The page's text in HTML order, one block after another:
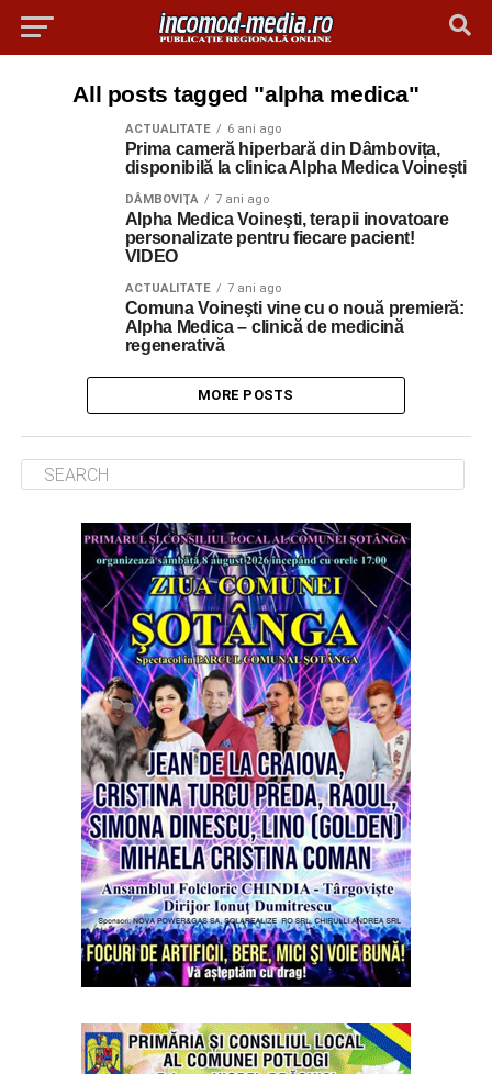
All posts tagged "alpha medica"
ACTUALITATE 6 ani ago
Prima cameră hiperbară din Dâmbovița,
disponibilă la clinica Alpha Medica Voinești
DÂMBOVIŢA 7 ani ago
Alpha Medica Voineşti, terapii inovatoare
personalizate pentru fiecare pacient!
VIDEO
ACTUALITATE 7 ani ago
Comuna Voineşti vine cu o nouă premieră:
Alpha Medica – clinică de medicină
regenerativă
MORE POSTS